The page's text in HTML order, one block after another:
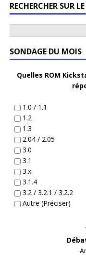
RECHERCHER SUR
SONDAGE DU MOIS
Quelles ROM
1.0 / 1.1
1.2
1.3
2.04 / 2.05
3.0
3.1
3.x
3.1.4
3.2 / 3.2.1 / 3.2.2
Autre (Préciser)